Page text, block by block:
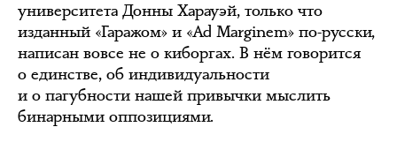
университета Донны Харауэй, только что
изданный «Гаражом» и «Ad Marginem» по-русски,
написан вовсе не о киборгах. В нём говорится
о единстве, об индивидуальности
и о пагубности нашей привычки мыслить
бинарными оппозициями.